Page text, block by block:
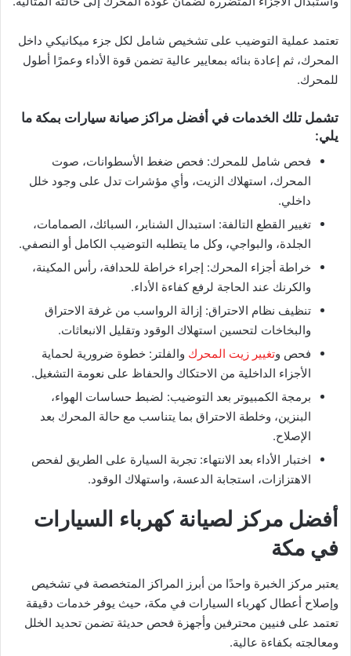
تعتمد عملية التوضيب على تشخيص شامل لكل جزء ميكانيكي داخل
المحرك، ثم إعادة بنائه بمعايير عالية تضمن قوة الأداء وعمرًا أطول
للمحرك.
تشمل تلك الخدمات في أفضل مراكز صيانة سيارات بمكة ما
يلي:
فحص شامل للمحرك: فحص ضغط الأسطوانات، صوت
المحرك، استهلاك الزيت، وأي مؤشرات تدل على وجود خلل
داخلي.
تغيير القطع التالفة: استبدال الشنابر، السبائك، الصمامات،
الجلدة، والبواجي، وكل ما يتطلبه التوضيب الكامل أو النصفي.
خراطة أجزاء المحرك: إجراء خراطة للحدافة، رأس المكينة،
والكرنك عند الحاجة لرفع كفاءة الأداء.
تنظيف نظام الاحتراق: إزالة الرواسب من غرفة الاحتراق
والبخاخات لتحسين استهلاك الوقود وتقليل الانبعاثات.
فحص وتغيير زيت المحرك والفلتر: خطوة ضرورية لحماية
الأجزاء الداخلية من الاحتكاك والحفاظ على نعومة التشغيل.
برمجة الكمبيوتر بعد التوضيب: لضبط حساسات الهواء،
البنزين، وخلطة الاحتراق بما يتناسب مع حالة المحرك بعد
الإصلاح.
اختبار الأداء بعد الانتهاء: تجربة السيارة على الطريق لفحص
الاهتزازات، استجابة الدعسة، واستهلاك الوقود.
أفضل مركز لصيانة كهرباء السيارات
في مكة
يعتبر مركز الخبرة واحدًا من أبرز المراكز المتخصصة في تشخيص
وإصلاح أعطال كهرباء السيارات في مكة، حيث يوفر خدمات دقيقة
تعتمد على فنيين محترفين وأجهزة فحص حديثة تضمن تحديد الخلل
ومعالجته بكفاءة عالية.